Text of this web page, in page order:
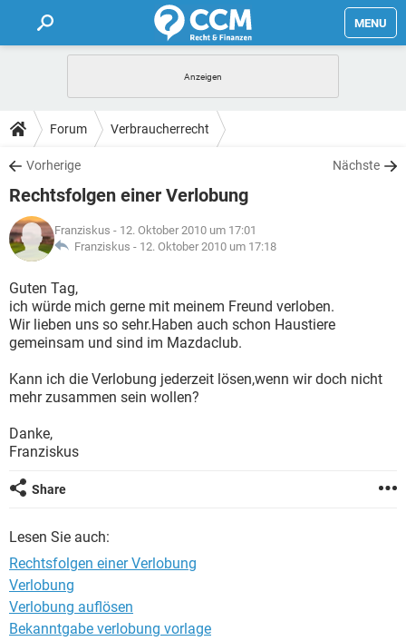
MENU
FORUM
TIPPS
Forum Verbraucherrecht
Vorherige Nächste
Rechtsfolgen einer Verlobung
Franziskus - 12. Oktober 2010 um 17:01
Franziskus - 12. Oktober 2010 um 17:18
Guten Tag,
ich würde mich gerne mit meinem Freund verloben.
Wir lieben uns so sehr.Haben auch schon Haustiere
gemeinsam und sind im Mazdaclub.
Kann ich die Verlobung jederzeit lösen,wenn wir doch nicht
mehr zusammen sein wollen?
Danke,
Franziskus
Share
Lesen Sie auch:
Rechtsfolgen einer Verlobung
Verlobung
Verlobung auflösen
Bekanntgabe verlobung vorlage